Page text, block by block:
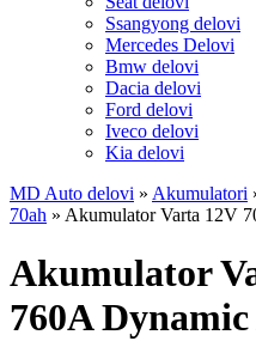
Ssangyong delovi
Mercedes Delovi
Bmw delovi
Dacia delovi
Ford delovi
Iveco delovi
Kia delovi
MD Auto delovi » Akumulatori
70ah » Akumulator Varta 12V
Akumulator
760A